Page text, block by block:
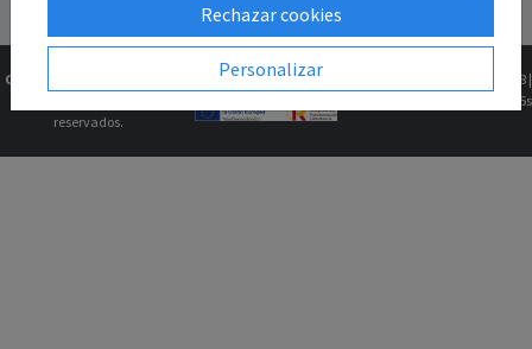
Copyright © 2026
reservados.
2.81.5+1b46211f68 |
0.0625s
Rechazar cookies
Personalizar